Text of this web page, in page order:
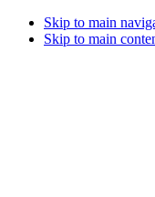
Skip to main
Skip to main